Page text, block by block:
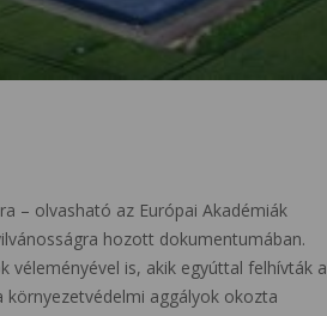
– olvasható az Európai Akadémiák
hozott dokumentumában.
véleményével is, akik egyúttal felhívták a
aggályok okozta